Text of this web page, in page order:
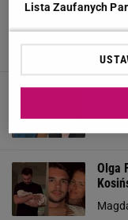
Boris
syna.
Alicja
Olga
Lista Zaufanych